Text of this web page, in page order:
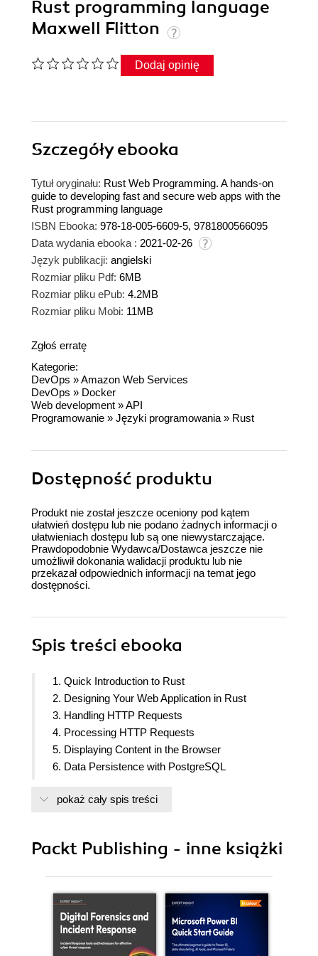
Rust programming language
Maxwell Flitton
Dodaj opinię
Szczegółyebooka
Tytuł oryginału: Rust Web Programming. A hands-on
guide to developing fast and secure web apps with the
Rust programming language
ISBN Ebooka: 978-18-005-6609-5, 9781800566095
Data wydania ebooka : 2021-02-26
Język publikacji: angielski
Rozmiar pliku Pdf: 6MB
Rozmiar pliku ePub: 4.2MB
Rozmiar pliku Mobi: 11MB
Zgłoś erratę
Kategorie:
DevOps »Amazon Web Services
DevOps » Docker
Web development »API
Programowanie » Języki programowania » Rust
Dostępność produktu
Produkt nie został jeszcze oceniony pod kątem
ułatwień dostępu lub nie podano żadnych informacji o
ułatwieniach dostępu lub są one niewystarczające.
Prawdopodobnie Wydawca/Dostawca jeszcze nie
umożliwił dokonania walidacji produktu lub nie
przekazał odpowiednich informacji na temat jego
dostępności.
Spis treści ebooka
1. Quick Introduction to Rust
2. Designing Your Web Application in Rust
3. Handling HTTP Requests
4. Processing HTTP Requests
5. Displaying Content in the Browser
6. Data Persistence with PostgreSQL
8. Building RESTful Services
10. Deploying Our Application on AWS
Framework
pokaż cały spis treści
Packt Publishing - inne książki